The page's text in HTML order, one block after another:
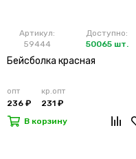
Артикул:
59444
Доступно:
50065 шт.
Бейсболка красная
опт
236 ₽
кр.опт
231 ₽
В корзину